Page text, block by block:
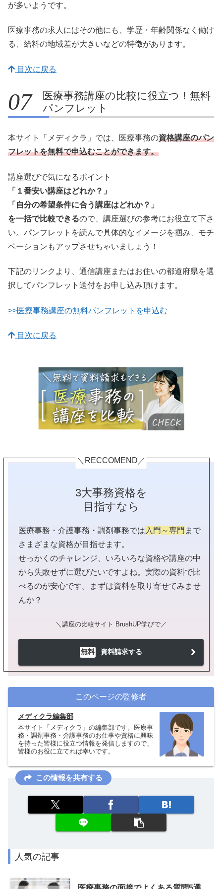
が多いようです。
医療事務の求人にはその他にも、学歴・年齢関係なく働け
る、給料の地域差が大きいなどの特徴があります。
目次に戻る
医療事務講座の比較に役立つ！無料
パンフレット
本サイト「メディクラ」では、医療事務の資格講座のパン
フレットを無料で申込むことができます。
講座選びで気になるポイント
「１番安い講座はどれか？」
「自分の希望条件に合う講座はどれか？」
を一括で比較できるので、講座選びの参考にお役立て下さ
い。パンフレットを読んで具体的なイメージを掴み、モチ
ベーションもアップさせちゃいましょう！
下記のリンクより、通信講座またはお住いの都道府県を選
択してパンフレット送付をお申し込み頂けます。
>>医療事務講座の無料パンフレットを申込む
目次に戻る
＼RECCOMEND／
3大事務資格を
目指すなら
医療事務・介護事務・調剤事務では 入門～専門 まで
さまざまな資格が目指せます。
せっかくのチャレンジ、いろいろな資格や講座の中
から失敗せずに選びたいですよね。実際の資料で比
べるのが安心です。まずは資料を取り寄せてみませ
んか？
＼講座の比較サイト BrushUP学びで／
無料 資料請求する
このページの監修者
メディクラ編集部
本サイト「メディクラ」の編集部です。医療事
務・調剤事務・介護事務のお仕事や資格に興味
を持った皆様に役立つ情報を発信しますので、
皆様のお役に立てれば幸いです。
この情報を共有する
人気の記事